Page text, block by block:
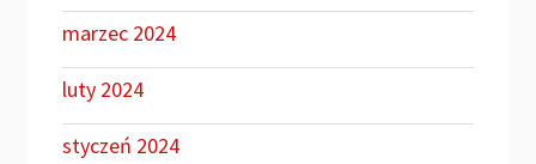
marzec 2024
luty 2024
styczeń 2024